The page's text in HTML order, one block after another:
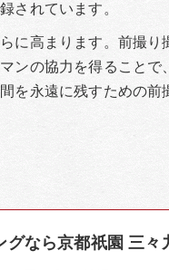
されています。
に高まります。前撮
ンの協力を得ることで
を永遠に残すための
グなら京都祇園 三々